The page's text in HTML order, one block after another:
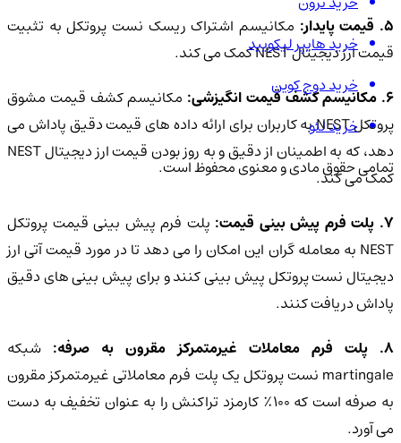
5. قیمت پایدار:
مکانیسم اشتراک ریسک نست پروتکل به تثبیت
قیمت ارز دیجیتال NEST کمک می کند.
6. مکانیسم کشف قیمت انگیزشی:
مکانیسم کشف قیمت مشوق
پروتکل NEST به کاربران برای ارائه داده های قیمت دقیق پاداش می
دهد، که به اطمینان از دقیق و به روز بودن قیمت ارز دیجیتال NEST
کمک می کند.
7. پلت فرم پیش بینی قیمت:
پلت فرم پیش بینی قیمت پروتکل
NEST به معامله گران این امکان را می دهد تا در مورد قیمت آتی ارز
دیجیتال نست پروتکل پیش بینی کنند و برای پیش بینی های دقیق
پاداش دریافت کنند.
8. پلت فرم معاملات غیرمتمرکز مقرون به صرفه:
شبکه
martingale نست پروتکل یک پلت فرم معاملاتی غیرمتمرکز مقرون
به صرفه است که 100٪ کارمزد تراکنش را به عنوان تخفیف به دست
می آورد.
خرید هایپر لیکویید
خرید دوج کوین
خرید لئو
تمامی حقوق مادی و معنوی محفوظ است.